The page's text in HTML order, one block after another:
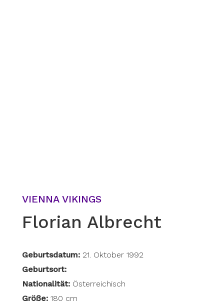
VIENNA VIKINGS
Florian Albrecht
Geburtsdatum:21. Oktober 1992
Geburtsort:
Nationalität:Österreichisch
Größe:180 cm